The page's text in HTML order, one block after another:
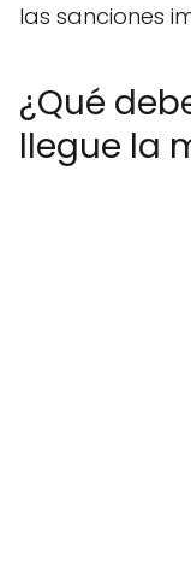
las sanciones
¿Qué
llegue la